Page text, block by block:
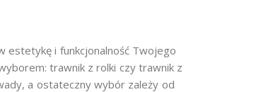
estetykę i funkcjonalność Twojego
trawnik z rolki czy trawnik z
a ostateczny wybór zależy od